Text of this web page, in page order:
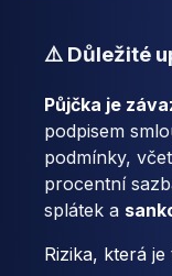
⚠️ Důležité
Půjčka je
podpisem
podmínky,
procentní
splátek a
Rizika, která